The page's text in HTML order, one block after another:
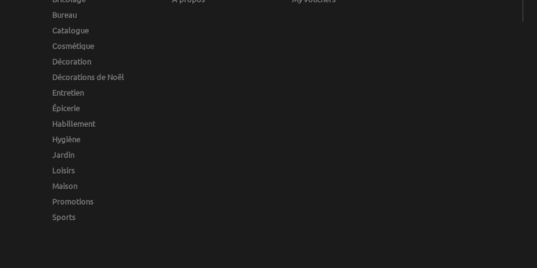
Bureau
Catalogue
Cosmétique
Décoration
Décorations de Noël
Entretien
Épicerie
Habillement
Hygiène
Jardin
Loisirs
Maison
Promotions
Sports